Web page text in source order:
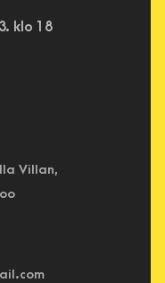
klo 18
Villan,